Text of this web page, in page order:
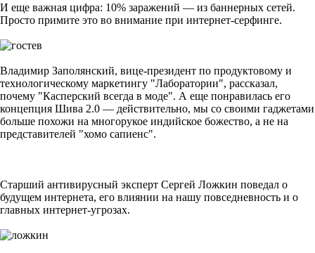
И еще важная цифра: 10% заражений — из баннерных сетей.
Просто примите это во внимание при интернет-серфинге.
Владимир Заполянский, вице-президент по продуктовому и
технологическому маркетингу "Лаборатории", рассказал,
почему "Касперский всегда в моде". А еще понравилась его
концепция Шива 2.0 — действительно, мы со своими гаджетами
больше похожи на многорукое индийское божество, а не на
представителей "хомо сапиенс".
Старший антивирусный эксперт Сергей Ложкин поведал о
будущем интернета, его влиянии на нашу повседневность и о
главных интернет-угрозах.